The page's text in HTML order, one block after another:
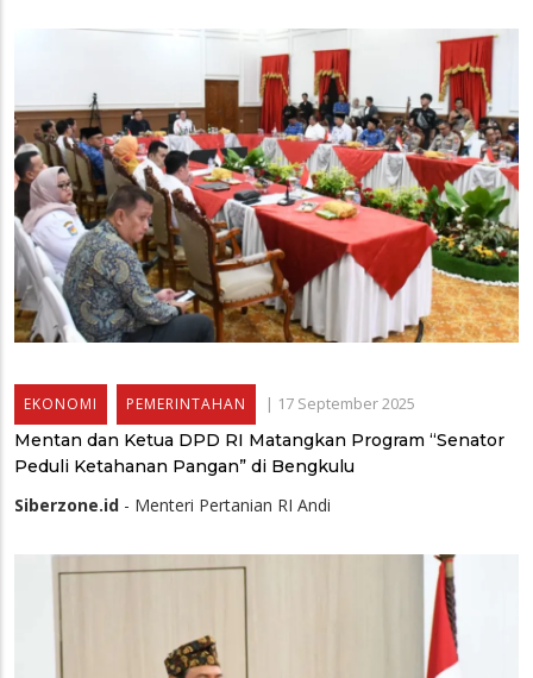
EKONOMI PEMERINTAHAN | 17 September 2025
Mentan dan Ketua DPD RI Matangkan Program “Senator
Peduli Ketahanan Pangan” di Bengkulu
Siberzone.id - Menteri Pertanian RI Andi